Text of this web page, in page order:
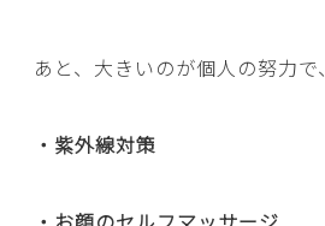
あと、大きいのが個人の努力で、
・紫外線対策